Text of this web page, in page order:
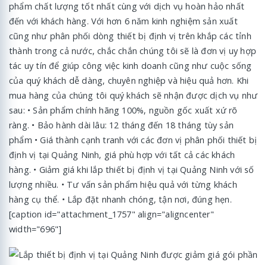
phẩm chất lượng tốt nhất cùng với dịch vụ hoàn hảo nhất
đến với khách hàng. Với hơn 6 năm kinh nghiệm sản xuất
cũng như phân phối dòng thiết bị định vị trên khắp các tỉnh
thành trong cả nước, chắc chắn chúng tôi sẽ là đơn vị uy hợp
tác uy tín để giúp công việc kinh doanh cũng như cuộc sống
của quý khách dễ dàng, chuyên nghiệp và hiệu quả hơn. Khi
mua hàng của chúng tôi quý khách sẽ nhận được dịch vụ như
sau: • Sản phẩm chính hãng 100%, nguồn gốc xuất xứ rõ
ràng. • Bảo hành dài lâu: 12 tháng đến 18 tháng tùy sản
phẩm • Giá thành cạnh tranh với các đơn vị phân phối thiết bị
định vị tại Quảng Ninh, giá phù hợp với tất cả các khách
hàng. • Giảm giá khi lắp thiết bị định vị tại Quảng Ninh với số
lượng nhiều. • Tư vấn sản phẩm hiệu quả với từng khách
hàng cụ thể. • Lắp đặt nhanh chóng, tận nơi, đúng hẹn.
[caption id="attachment_1757" align="aligncenter"
width="696"]